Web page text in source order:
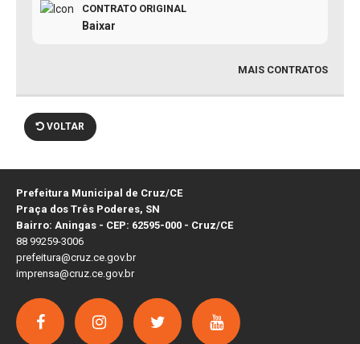
CONTRATO ORIGINAL
Baixar
MAIS CONTRATOS
VOLTAR
Prefeitura Municipal de Cruz/CE
Praça dos Três Poderes, SN
Bairro: Aningas - CEP: 62595-000 - Cruz/CE
88 99259-3006
prefeitura@cruz.ce.gov.br
imprensa@cruz.ce.gov.br